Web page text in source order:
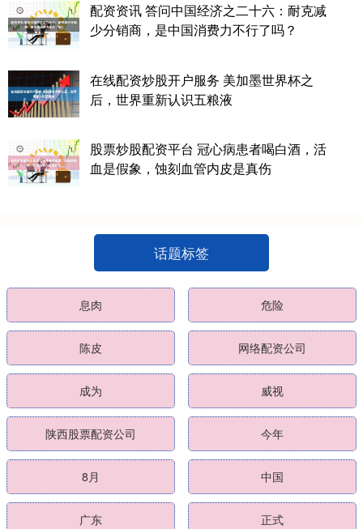
配资资讯 答问中国经济之二十六：耐克减
少分销商，是中国消费力不行了吗？
在线配资炒股开户服务 美加墨世界杯之
后，世界重新认识五粮液
股票炒股配资平台 冠心病患者喝白酒，活
血是假象，蚀刻血管内皮是真伤
话题标签
息肉 危险
陈皮 网络配资公司
成为 威视
陕西股票配资公司 今年
8月 中国
广东 正式